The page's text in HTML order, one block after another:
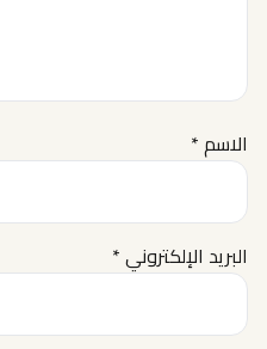
الاسم*
البريد الإلكتروني*